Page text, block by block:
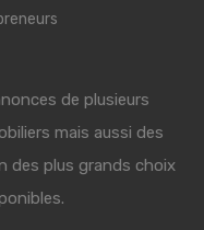
de plusieurs
mais aussi des
des plus grands choix